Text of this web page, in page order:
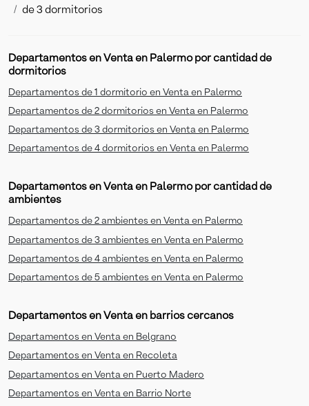
de 3 dormitorios
Departamentos en Venta en Palermo por cantidad de
dormitorios
Departamentos de 1 dormitorio en Venta en Palermo
Departamentos de 2 dormitorios en Venta en Palermo
Departamentos de 3 dormitorios en Venta en Palermo
Departamentos de 4 dormitorios en Venta en Palermo
Departamentos en Venta en Palermo por cantidad de
ambientes
Departamentos de 2 ambientes en Venta en Palermo
Departamentos de 3 ambientes en Venta en Palermo
Departamentos de 4 ambientes en Venta en Palermo
Departamentos de 5 ambientes en Venta en Palermo
Departamentos en Venta en barrios cercanos
Departamentos en Venta en Belgrano
Departamentos en Venta en Recoleta
Departamentos en Venta en Puerto Madero
Departamentos en Venta en Barrio Norte